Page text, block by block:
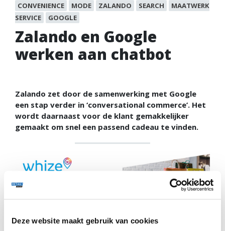
Deze website maakt gebruik van cookies
CONVENIENCE
MODE ZALANDO SEARCH
MAATWERK
SERVICE
GOOGLE
Zalando en Google
werken aan chatbot
Zalando zet door de samenwerking met Google
een stap verder in ‘conversational commerce’. Het
wordt daarnaast voor de klant gemakkelijker
gemaakt om snel een passend cadeau te vinden.